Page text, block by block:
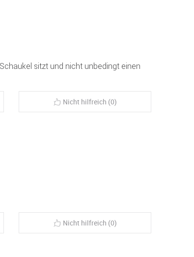
sitzt und nicht unbedingt einen
Nicht hilfreich (0)
Nicht hilfreich (0)